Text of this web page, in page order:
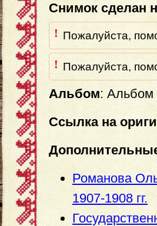
Снимок сделан
! Пожалуйста,
! Пожалуйста,
Альбом:
Ссылка на
Романова
1907-1908 гг.